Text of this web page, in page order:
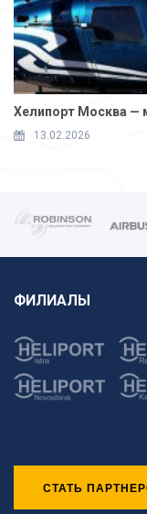
Хелипорт Москва —
13.02.2026
ФИЛИАЛЫ
СТАТЬ